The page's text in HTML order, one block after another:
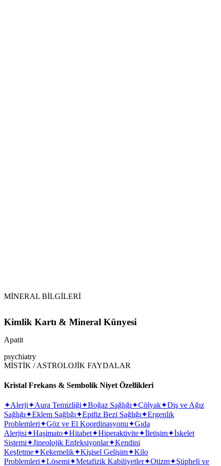
MİNERAL BİLGİLERİ
Kimlik Kartı & Mineral Künyesi
Apatit
psychiatry
MİSTİK / ASTROLOJİK FAYDALAR
Kristal Frekans & Sembolik Niyet Özellikleri
✦Alerji✦Aura Temizliği✦Boğaz Sağlığı✦Çölyak✦Diş ve Ağız
Sağlığı✦Eklem Sağlığı✦Epifiz Bezi Sağlığı✦Ergenlik
Problemleri✦Göz ve El Koordinasyonu✦Gıda
Alerjisi✦Haşimato✦Hitabet✦Hiperaktivite✦İletişim✦İskelet
Sistemi✦Jineolojik Enfeksiyonlar✦Kendini
Keşfetme✦Kekemelik✦Kişisel Gelişim✦Kilo
Problemleri✦Lösemi✦Metafizik Kabiliyetler✦Otizm✦Şüpheli ve